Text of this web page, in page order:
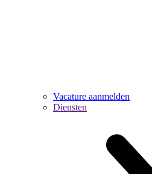
Vacature aanmelden
Diensten